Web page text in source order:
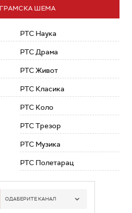
ШЕМА
РТС Наука
РТС Драма
РТС Живот
РТС Класика
РТС Коло
РТС Трезор
РТС Музика
РТС Полетарац
ОДАБЕРИТЕ КАНАЛ